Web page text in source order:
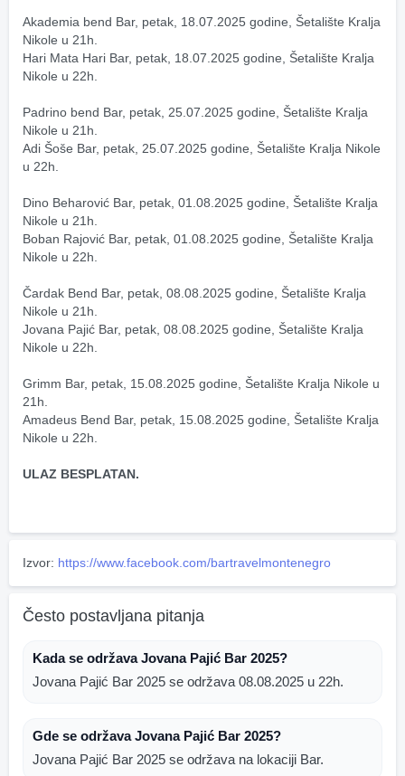
Akademia bend Bar, petak, 18.07.2025 godine, Šetalište Kralja
Nikole u 21h.
Hari Mata Hari Bar, petak, 18.07.2025 godine, Šetalište Kralja
Nikole u 22h.
Padrino bend Bar, petak, 25.07.2025 godine, Šetalište Kralja
Nikole u 21h.
Adi Šoše Bar, petak, 25.07.2025 godine, Šetalište Kralja Nikole
u 22h.
Dino Beharović Bar, petak, 01.08.2025 godine, Šetalište Kralja
Nikole u 21h.
Boban Rajović Bar, petak, 01.08.2025 godine, Šetalište Kralja
Nikole u 22h.
Čardak Bend Bar, petak, 08.08.2025 godine, Šetalište Kralja
Nikole u 21h.
Jovana Pajić Bar, petak, 08.08.2025 godine, Šetalište Kralja
Nikole u 22h.
Grimm Bar, petak, 15.08.2025 godine, Šetalište Kralja Nikole u
21h.
Amadeus Bend Bar, petak, 15.08.2025 godine, Šetalište Kralja
Nikole u 22h.
ULAZ BESPLATAN.
Izvor: https://www.facebook.com/bartravelmontenegro
Često postavljana pitanja
Kada se održava Jovana Pajić Bar 2025?
Jovana Pajić Bar 2025 se održava 08.08.2025 u 22h.
Gde se održava Jovana Pajić Bar 2025?
Jovana Pajić Bar 2025 se održava na lokaciji Bar.